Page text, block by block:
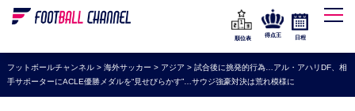
WEリーグ
海外サッカー
プレミアリーグ
順位表
得点王 日程
フットボールチャンネル> 海外サッカー > アジア > 試合後に挑発的行為…アル・アハリDF、相
手サポーターにACLE優勝メダルを“見せびらかす”…サウジ強豪対決は荒れ模様に